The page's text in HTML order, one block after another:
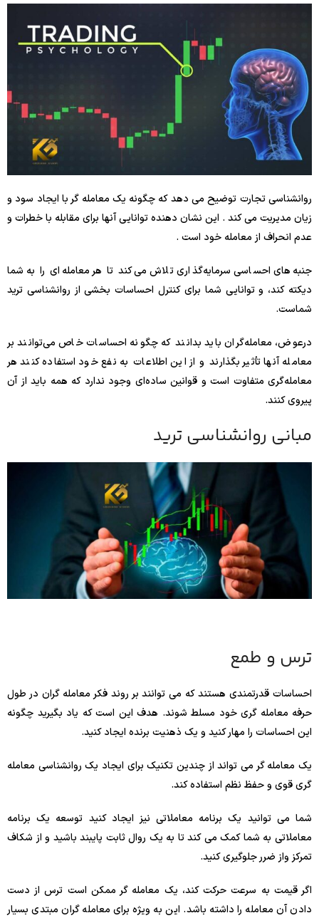
روانشناسی تجارت توضیح می دهد که چگونه یک معامله گر با ایجاد سود و
زیان مدیریت می کند . این نشان دهنده توانایی آنها برای مقابله با خطرات و
عدم انحراف از معامله خود است .
جنبه‌های احساسی سرمایه‌گذاری تلاش می‌کند تا هر معامله‌ای را به شما
دیکته کند، و توانایی شما برای کنترل احساسات بخشی از روانشناسی ترید
شماست.
درعوض، معامله‌گران باید بدانند که چگونه احساسات خاص می‌توانند بر
معامله آنها تأثیر بگذارند و از این اطلاعات به نفع خود استفاده کنند هر
معامله‌گری متفاوت است و قوانین ساده‌ای وجود ندارد که همه باید از آن
پیروی کنند.
مبانی روانشناسی ترید
ترس و طمع
احساسات قدرتمندی هستند که می توانند بر روند فکر معامله گران در طول
حرفه معامله گری خود مسلط شوند. هدف این است که یاد بگیرید چگونه
این احساسات را مهار کنید و یک ذهنیت برنده ایجاد کنید.
یک معامله گر می تواند از چندین تکنیک برای ایجاد یک روانشناسی معامله
گری قوی و حفظ نظم استفاده کند.
شما می توانید یک برنامه معاملاتی نیز ایجاد کنید توسعه یک برنامه
معاملاتی به شما کمک می کند تا به یک روال ثابت پایبند باشید و از شکاف
تمرکز واز ضرر جلوگیری کنید.
اگر قیمت به سرعت حرکت کند، یک معامله گر ممکن است ترس از دست
دادن آن معامله را داشته باشد. این به ویژه برای معامله گران مبتدی بسیار